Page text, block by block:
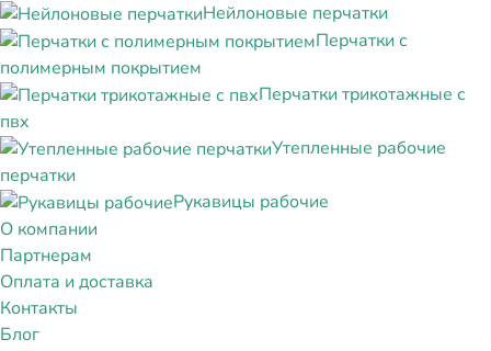
Нейлоновые перчатки
Перчатки с
полимерным покрытием
Перчатки трикотажные с
пвх
Утепленные рабочие
перчатки
Рукавицы рабочие
О компании
Партнерам
Оплата и доставка
Контакты
Блог